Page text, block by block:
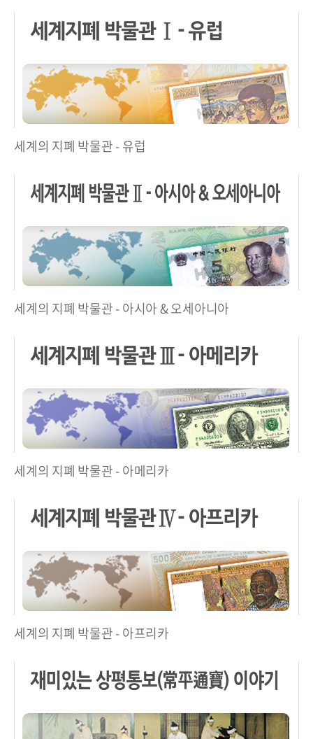
세계의 지폐 박물관 - 유럽
세계의 지폐 박물관 - 아시아 & 오세아니아
세계의 지폐 박물관 - 아메리카
세계의 지폐 박물관 - 아프리카